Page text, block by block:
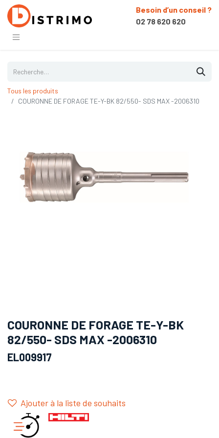
Besoin d’un conseil ?
02 78 620 620
Tous les produits
COURONNE DE FORAGE TE-Y-BK 82/550- SDS MAX -2006310
COURONNE DE FORAGE TE-Y-BK
82/550- SDS MAX -2006310
EL009917
Ajouter à la liste de souhaits